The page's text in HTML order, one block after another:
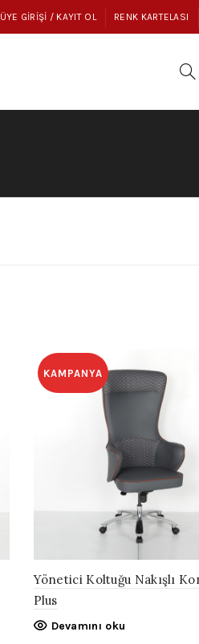
ÜYE GIRIŞI / KAYIT OL RENK KARTELASI
KAMPANYA
Yönetici Koltuğu Nakışlı
Plus
Devamını oku